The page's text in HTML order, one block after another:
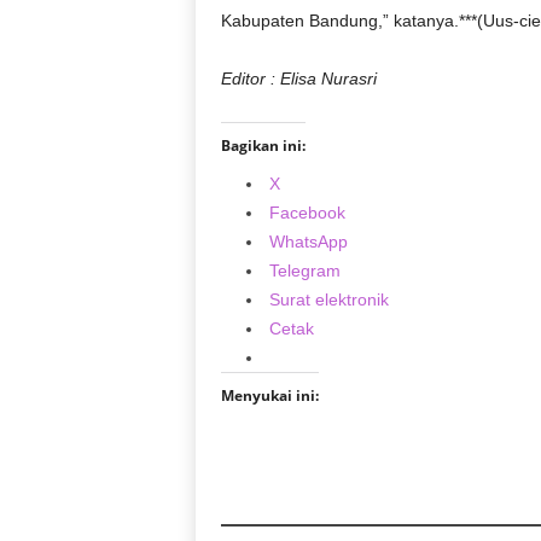
Kabupaten Bandung,” katanya.***(Uus-
Editor : Elisa Nurasri
Bagikan ini:
X
Facebook
WhatsApp
Telegram
Surat elektronik
Cetak
Menyukai ini: